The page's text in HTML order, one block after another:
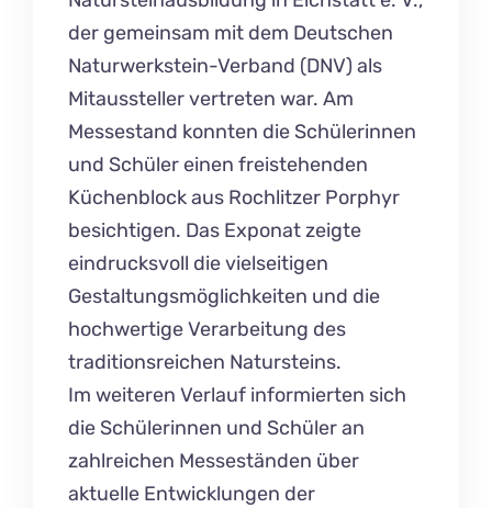
der gemeinsam mit dem Deutschen
Naturwerkstein-Verband (DNV) als
Mitaussteller vertreten war. Am
Messestand konnten die Schülerinnen
und Schüler einen freistehenden
Küchenblock aus Rochlitzer Porphyr
besichtigen. Das Exponat zeigte
eindrucksvoll die vielseitigen
Gestaltungsmöglichkeiten und die
hochwertige Verarbeitung des
traditionsreichen Natursteins.
Im weiteren Verlauf informierten sich
die Schülerinnen und Schüler an
zahlreichen Messeständen über
aktuelle Entwicklungen der